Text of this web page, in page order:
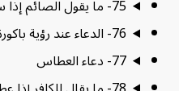
75- ما يقول الصائم إذا سابه أحد
76- الدعاء عند رؤية باكورة الثمر
77- دعاء العطاس